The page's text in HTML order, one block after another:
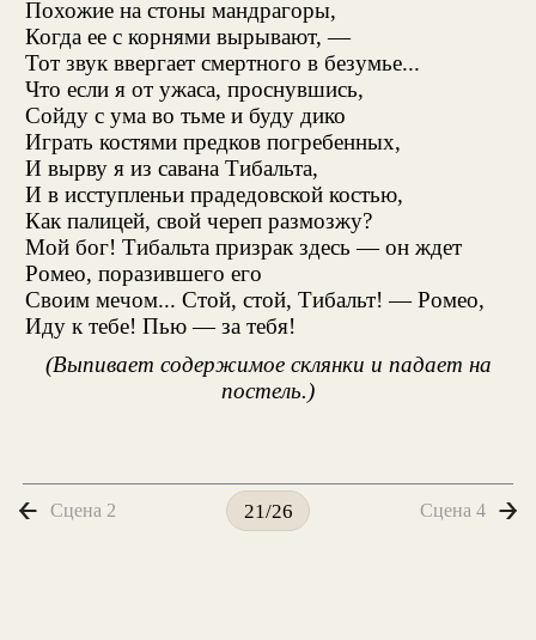
Похожие на стоны мандрагоры,
Когда ее с корнями вырывают, —
Тот звук ввергает смертного в безумье...
Что если я от ужаса, проснувшись,
Сойду с ума во тьме и буду дико
Играть костями предков погребенных,
И вырву я из савана Тибальта,
И в исступленьи прадедовской костью,
Как палицей, свой череп размозжу?
Мой бог! Тибальта призрак здесь — он ждет
Ромео, поразившего его
Своим мечом... Стой, стой, Тибальт! — Ромео,
Иду к тебе! Пью — за тебя!
(Выпивает содержимое склянки и падает на
постель.)
Сцена 2 21/26 Сцена 4